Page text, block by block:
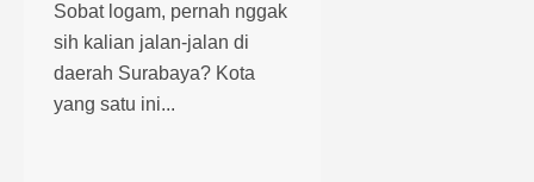
Sobat logam, pernah nggak
sih kalian jalan-jalan di
daerah Surabaya? Kota
yang satu ini...